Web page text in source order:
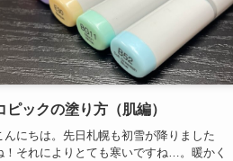
ピックの塗り方（肌編）
んにちは。先日札幌も初雪が降りました
！それによりとても寒いですね…。暖かく